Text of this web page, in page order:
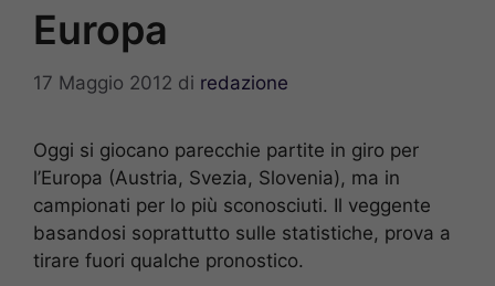
Europa
17 Maggio 2012 di redazione
Oggi si giocano parecchie partite in giro per
l’Europa (Austria, Svezia, Slovenia), ma in
campionati per lo più sconosciuti. Il veggente
basandosi soprattutto sulle statistiche, prova a
tirare fuori qualche pronostico.